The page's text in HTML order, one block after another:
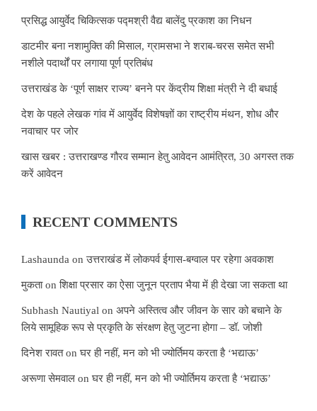
प्रसिद्ध आयुर्वेद चिकित्सक पद्मश्री वैद्य बालेंदु प्रकाश का निधन
डाटमीर बना नशामुक्ति की मिसाल, ग्रामसभा ने शराब-चरस समेत सभी
नशीले पदार्थों पर लगाया पूर्ण प्रतिबंध
उत्तराखंड के ‘पूर्ण साक्षर राज्य’ बनने पर केंद्रीय शिक्षा मंत्री ने दी बधाई
देश के पहले लेखक गांव में आयुर्वेद विशेषज्ञों का राष्ट्रीय मंथन, शोध और
नवाचार पर जोर
खास खबर : उत्तराखण्ड गौरव सम्मान हेतु आवेदन आमंत्रित, 30 अगस्त तक
करें आवेदन
RECENT COMMENTS
Lashaunda onउत्तराखंड में लोकपर्व ईगास-बग्वाल पर रहेगा अवकाश
मुकताonशिक्षा प्रसार का ऐसा जुनून प्रताप भैया में ही देखा जा सकता था
Subhash Nautiyal on अपने अस्तित्व और जीवन के सार को बचाने के
लिये सामूहिक रूप से प्रकृति के संरक्षण हेतु जुटना होगा – डॉ. जोशी
दिनेश रावतonघर ही नहीं, मन को भी ज्योर्तिमय करता है ‘भद्याऊ’
अरूणा सेमवाल onघर ही नहीं, मन को भी ज्योर्तिमय करता है ‘भद्याऊ’